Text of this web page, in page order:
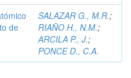
de
SALAZAR G., M.R.;
RIAÑO H., N.M.;
ARCILA P., J.;
PONCE D., C.A.